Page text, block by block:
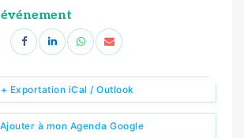
à mon Agenda Google
+ Exportation iCal / Outlook